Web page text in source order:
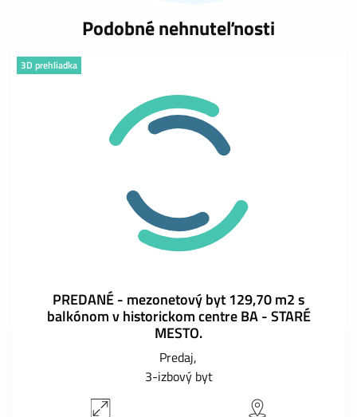
Podobné nehnuteľnosti
3D prehliadka
PREDANÉ - mezonetový byt 129,70 m2 s
balkónom v historickom centre BA - STARÉ
MESTO.
Predaj
3-izbový byt